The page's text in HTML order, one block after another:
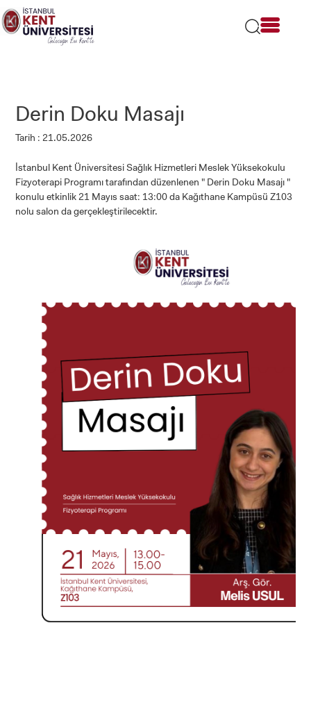
Lütfen
dikkat:
Bu
sistemi
içerir.
ADAY ÖĞRENCİ
Derin Doku Masajı
Tarih : 21.05.2026
İstanbul Kent Üniversitesi Sağlık Hizmetleri Meslek Yüksekokulu
Fizyoterapi Programı tarafından düzenlenen " Derin Doku Masajı "
konulu etkinlik 21 Mayıs saat: 13:00 da Kağıthane Kampüsü Z103
nolu salon da gerçekleştirilecektir.